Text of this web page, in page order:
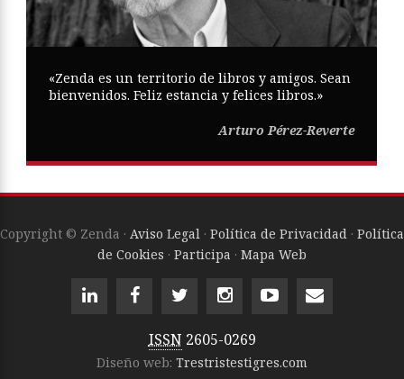
«Zenda es un territorio de libros y amigos. Sean
bienvenidos. Feliz estancia y felices libros.»
Arturo Pérez-Reverte
Copyright © Zenda · Aviso Legal · Política de Privacidad · Política
de Cookies · Participa · Mapa Web
ISSN 2605-0269
Diseño web: Trestristestigres.com